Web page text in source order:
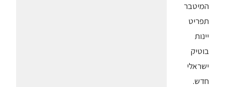
המיטבר
תפריט
יינות
בוטיק
ישראלי
חדש.